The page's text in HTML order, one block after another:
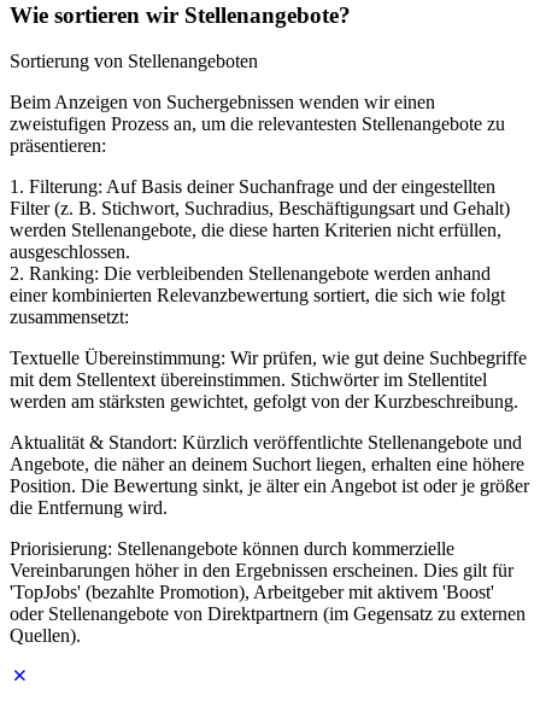
Wie sortieren wir Stellenangebote?
Sortierung von Stellenangeboten
Beim Anzeigen von Suchergebnissen wenden wir einen
zweistufigen Prozess an, um die relevantesten Stellenangebote zu
präsentieren:
1. Filterung: Auf Basis deiner Suchanfrage und der eingestellten
Filter (z. B. Stichwort, Suchradius, Beschäftigungsart und Gehalt)
werden Stellenangebote, die diese harten Kriterien nicht erfüllen,
ausgeschlossen.
2. Ranking: Die verbleibenden Stellenangebote werden anhand
einer kombinierten Relevanzbewertung sortiert, die sich wie folgt
zusammensetzt:
Textuelle Übereinstimmung: Wir prüfen, wie gut deine Suchbegriffe
mit dem Stellentext übereinstimmen. Stichwörter im Stellentitel
werden am stärksten gewichtet, gefolgt von der Kurzbeschreibung.
Aktualität & Standort: Kürzlich veröffentlichte Stellenangebote und
Angebote, die näher an deinem Suchort liegen, erhalten eine höhere
Position. Die Bewertung sinkt, je älter ein Angebot ist oder je größer
die Entfernung wird.
Priorisierung: Stellenangebote können durch kommerzielle
Vereinbarungen höher in den Ergebnissen erscheinen. Dies gilt für
'TopJobs' (bezahlte Promotion), Arbeitgeber mit aktivem 'Boost'
oder Stellenangebote von Direktpartnern (im Gegensatz zu externen
Quellen).